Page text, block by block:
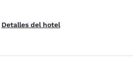
Detalles del hotel